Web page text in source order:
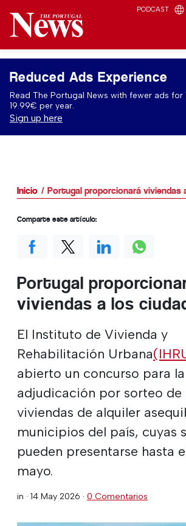
PODCAST
Reduced Ads Experience
Read The Portugal News with fewer ads
19.99€ per year.
Sign up here
Inicio Portugal proporcionará viviendas
Portugal
viviendas a los
El Instituto de Vivienda y
Rehabilitación Urbana
abierto un concurso para la
adjudicación por sorteo de
viviendas de alquiler
municipios del país, cuyas
pueden presentarse hasta
mayo.
in · 14 May 2026 · 0 Comentarios
Comparte este artículo: